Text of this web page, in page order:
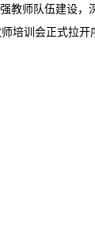
教师队伍建设，
培训会正式拉开